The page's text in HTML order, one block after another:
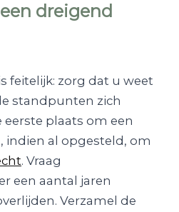
dreigend
feitelijk: zorg dat u weet
standpunten zich
eerste plaats om een
indien al opgesteld, om
. Vraag
een aantal jaren
Verzamel de